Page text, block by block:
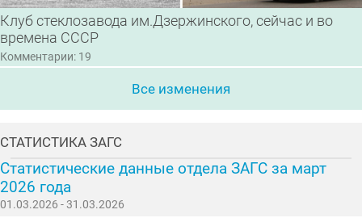
Клуб стеклозавода им.Дзержинского, сейчас и во
времена СССР
Комментарии: 19
Все изменения
СТАТИСТИКА ЗАГС
Статистические данные отдела ЗАГС за март
2026 года
01.03.2026 - 31.03.2026